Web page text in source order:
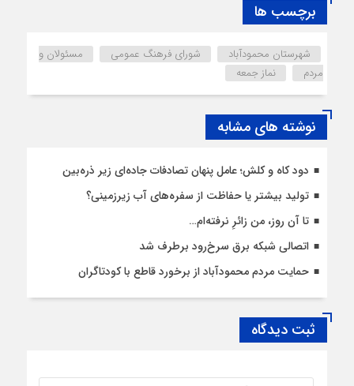
برچسب ها
شهرستان محمودآباد شورای فرهنگ عمومی
مسئولان و
مردم
نماز جمعه
نوشته های مشابه
دود کاه و کلش؛ عامل پنهان تصادفات جاده‌ای زیر ذره‌بین
تولید بیشتر یا حفاظت از سفره‌های آب زیرزمینی؟
تا آن روز، من زائرِ نرفته‌ام…
اتصالی شبکه برق سرخ‌رود برطرف شد
حمایت مردم محمودآباد از برخورد قاطع با کودتاگران
ثبت دیدگاه